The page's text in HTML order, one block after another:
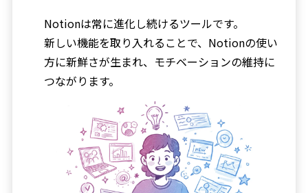
Notionは常に進化し続けるツールです。
新しい機能を取り入れることで、Notionの使い
方に新鮮さが生まれ、モチベーションの維持に
つながります。